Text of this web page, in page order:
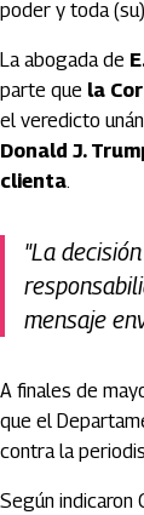
poder y toda
La abogada de
parte que la
el veredicto
Donald J.
clienta.
"La
mensaje
A finales de
que el
contra la
Según indicaron